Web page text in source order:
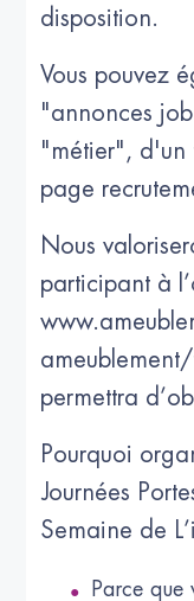
disposition.
Vous pouvez
"annonces
"métier", d'un
page
Nous
participant à
permettra
Pourquoi
Journées
Semaine de
Parce que